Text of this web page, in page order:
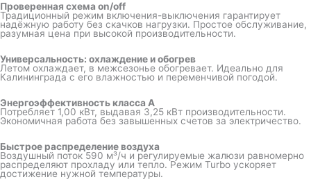
Проверенная схема on/off
Традиционный режим включения-выключения гарантирует
надёжную работу без скачков нагрузки. Простое обслуживание,
разумная цена при высокой производительности.
Универсальность: охлаждение и обогрев
Летом охлаждает, в межсезонье обогревает. Идеально для
Калининграда с его влажностью и переменчивой погодой.
Энергоэффективность класса A
Потребляет 1,00 кВт, выдавая 3,25 кВт производительности.
Экономичная работа без завышенных счетов за электричество.
Быстрое распределение воздуха
Воздушный поток 590 м³/ч и регулируемые жалюзи равномерно
распределяют прохладу или тепло. Режим Turbo ускоряет
достижение нужной температуры.